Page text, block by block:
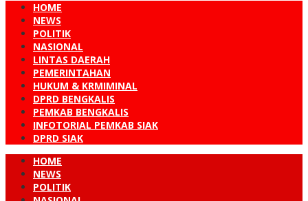
HOME
NEWS
POLITIK
NASIONAL
LINTAS DAERAH
PEMERINTAHAN
HUKUM & KRMIMINAL
DPRD BENGKALIS
PEMKAB BENGKALIS
INFOTORIAL PEMKAB SIAK
DPRD SIAK
HOME
NEWS
POLITIK